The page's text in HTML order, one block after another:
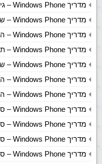
מדריך Windows Phone – גישה לאנשי קשר ולפגישות ביומן
מדריך Windows Phone – שימוש ב Tiles
מדריך Windows Phone – הקדמה והתקנת כלי הפיתוח
מדריך Windows Phone – תוכנית ראשונה
מדריך Windows Phone – שפת XAML
מדריך Windows Phone – השמת Properties
מדריך Windows Phone – הקשר בין XAML לקוד #C
מדריך Windows Phone – סידור פקדים
מדריך Windows Phone – סידור פקדים: StackPanel
מדריך Windows Phone – סידור פקדים: Grid
מדריך Windows Phone – סידור פקדים: Canvas